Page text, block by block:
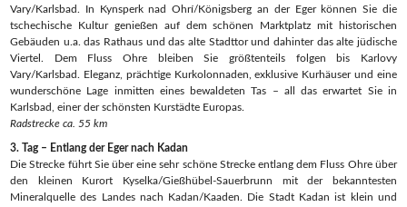
Vary/Karlsbad. In Kynsperk nad Ohrí/Königsberg an der Eger können Sie die
tschechische Kultur genießen auf dem schönen Marktplatz mit historischen
Gebäuden u.a. das Rathaus und das alte Stadttor und dahinter das alte jüdische
Viertel. Dem Fluss Ohre bleiben Sie größtenteils folgen bis Karlovy
Vary/Karlsbad. Eleganz, prächtige Kurkolonnaden, exklusive Kurhäuser und eine
wunderschöne Lage inmitten eines bewaldeten Tas – all das erwartet Sie in
Karlsbad, einer der schönsten Kurstädte Europas.
Radstrecke ca. 55 km
3. Tag – Entlang der Eger nach Kadan
Die Strecke führt Sie über eine sehr schöne Strecke entlang dem Fluss Ohre über
den kleinen Kurort Kyselka/Gießhübel-Sauerbrunn mit der bekanntesten
Mineralquelle des Landes nach Kadan/Kaaden. Die Stadt Kadan ist klein und